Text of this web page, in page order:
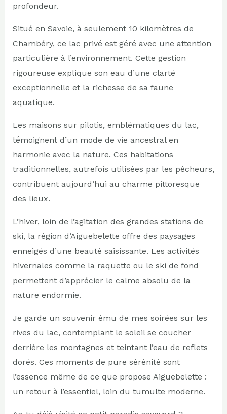
profondeur.
Situé en Savoie, à seulement 10 kilomètres de
Chambéry, ce lac privé est géré avec une attention
particulière à l’environnement. Cette gestion
rigoureuse explique son eau d’une clarté
exceptionnelle et la richesse de sa faune
aquatique.
Les maisons sur pilotis, emblématiques du lac,
témoignent d’un mode de vie ancestral en
harmonie avec la nature. Ces habitations
traditionnelles, autrefois utilisées par les pêcheurs,
contribuent aujourd’hui au charme pittoresque
des lieux.
L’hiver, loin de l’agitation des grandes stations de
ski, la région d’Aiguebelette offre des paysages
enneigés d’une beauté saisissante. Les activités
hivernales comme la raquette ou le ski de fond
permettent d’apprécier le calme absolu de la
nature endormie.
Je garde un souvenir ému de mes soirées sur les
rives du lac, contemplant le soleil se coucher
derrière les montagnes et teintant l’eau de reflets
dorés. Ces moments de pure sérénité sont
l’essence même de ce que propose Aiguebelette :
un retour à l’essentiel, loin du tumulte moderne.